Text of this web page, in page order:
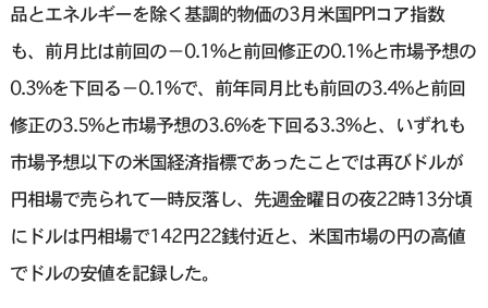
品とエネルギーを除く基調的物価の3月米国PPIコア指数
も、前月比は前回の−0.1%と前回修正の0.1%と市場予想の
0.3%を下回る−0.1%で、前年同月比も前回の3.4%と前回
修正の3.5%と市場予想の3.6%を下回る3.3%と、いずれも
市場予想以下の米国経済指標であったことでは再びドルが
円相場で売られて一時反落し、先週金曜日の夜22時13分頃
にドルは円相場で142円22銭付近と、米国市場の円の高値
でドルの安値を記録した。